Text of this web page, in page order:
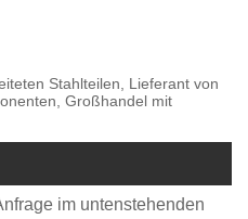
Stahlteilen, Lieferant von
Großhandel mit
im untenstehenden